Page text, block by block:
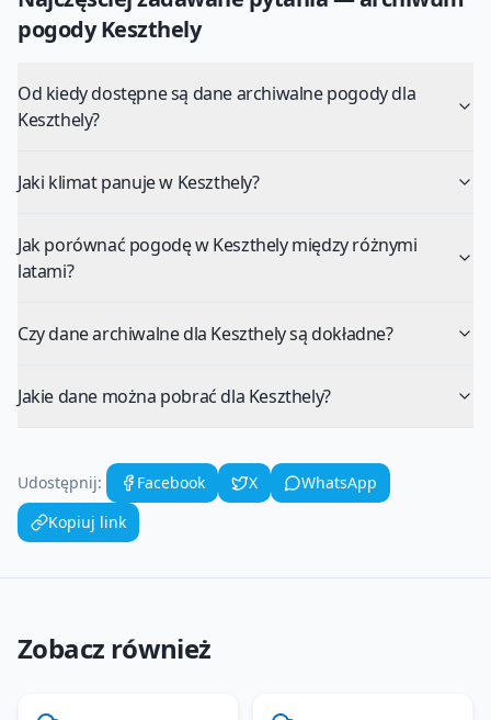
pogodyKeszthely
Od kiedy dostępne są dane archiwalne pogody dla
Keszthely?
Jaki klimat panuje w Keszthely?
Jak porównać pogodę w Keszthely między różnymi
latami?
Czy dane archiwalne dla Keszthely są dokładne?
Jakie dane można pobrać dla Keszthely?
Udostępnij: Facebook X
WhatsApp
Kopiuj link
Zobacz również